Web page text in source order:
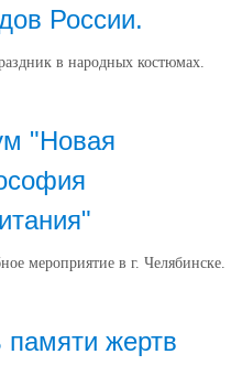
России.
в народных костюмах.
"Новая
мероприятие в г. Челябинске.
памяти жертв